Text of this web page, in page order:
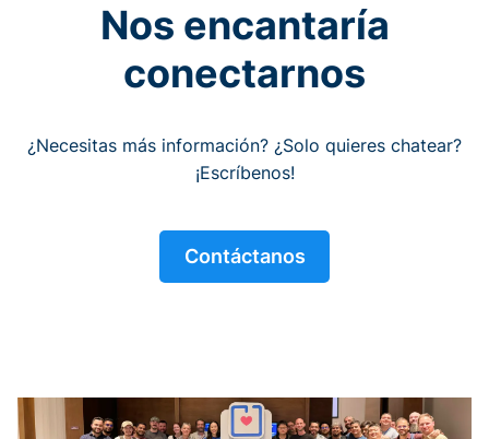
Nos encantaría
conectarnos
¿Necesitas más información? ¿Solo quieres chatear?
¡Escríbenos!
Contáctanos